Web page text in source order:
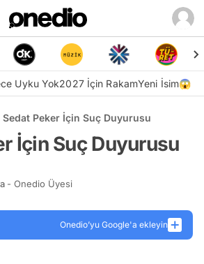
Uyku Yok2027 İçin RakamYeni İsim😱
Sedat Peker İçin Suç Duyurusu
İçin Suç Duyurusu
- Onedio Üyesi
Onedio’yu Google'a ekleyin